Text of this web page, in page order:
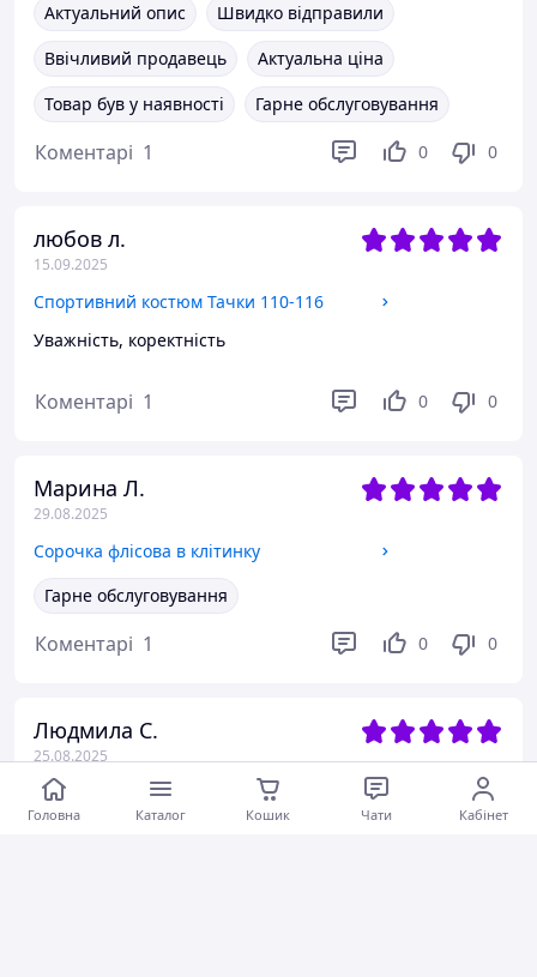
Актуальний опис
Швидко відправили
Ввічливий продавець
Актуальна ціна
Товар був у наявності
Гарне обслуговування
Коментарі 1 0 0
любов л.
15.09.2025
Спортивний костюм Тачки 110-116
Уважність, коректність
Коментарі 1 0 0
Марина Л.
29.08.2025
Сорочка флісова в клітинку
Гарне обслуговування
Коментарі 1 0 0
Людмила С.
25.08.2025
Головна Каталог Кошик Чати Кабінет